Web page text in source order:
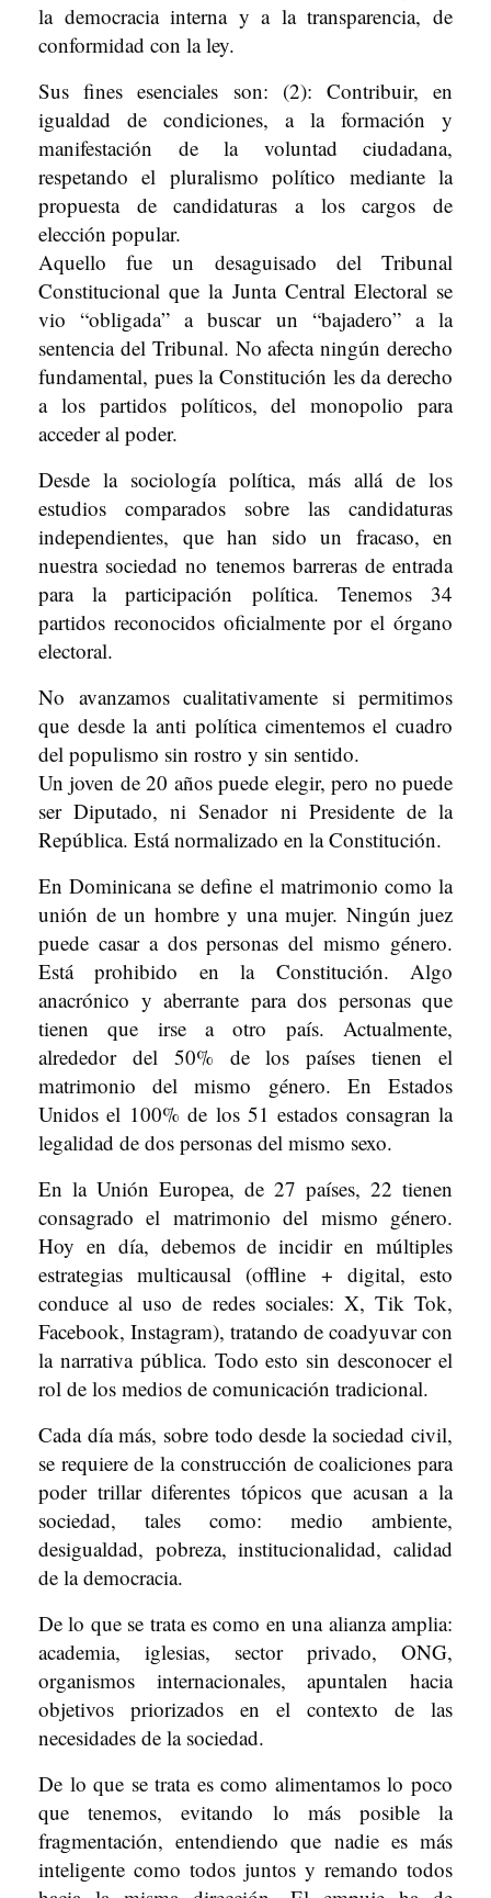
la democracia interna y a la transparencia, de
conformidad con la ley.
Sus fines esenciales son: (2): Contribuir, en
igualdad de condiciones, a la formación y
manifestación de la voluntad ciudadana,
respetando el pluralismo político mediante la
propuesta de candidaturas a los cargos de
elección popular.
Aquello fue un desaguisado del Tribunal
Constitucional que la Junta Central Electoral se
vio “obligada” a buscar un “bajadero” a la
sentencia del Tribunal. No afecta ningún derecho
fundamental, pues la Constitución les da derecho
a los partidos políticos, del monopolio para
acceder al poder.
Desde la sociología política, más allá de los
estudios comparados sobre las candidaturas
independientes, que han sido un fracaso, en
nuestra sociedad no tenemos barreras de entrada
para la participación política. Tenemos 34
partidos reconocidos oficialmente por el órgano
electoral.
No avanzamos cualitativamente si permitimos
que desde la anti política cimentemos el cuadro
del populismo sin rostro y sin sentido.
Un joven de 20 años puede elegir, pero no puede
ser Diputado, ni Senador ni Presidente de la
República. Está normalizado en la Constitución.
En Dominicana se define el matrimonio como la
unión de un hombre y una mujer. Ningún juez
puede casar a dos personas del mismo género.
Está prohibido en la Constitución. Algo
anacrónico y aberrante para dos personas que
tienen que irse a otro país. Actualmente,
alrededor del 50% de los países tienen el
matrimonio del mismo género. En Estados
Unidos el 100% de los 51 estados consagran la
legalidad de dos personas del mismo sexo.
En la Unión Europea, de 27 países, 22 tienen
consagrado el matrimonio del mismo género.
Hoy en día, debemos de incidir en múltiples
estrategias multicausal (offline + digital, esto
conduce al uso de redes sociales: X, Tik Tok,
Facebook, Instagram), tratando de coadyuvar con
la narrativa pública. Todo esto sin desconocer el
rol de los medios de comunicación tradicional.
Cada día más, sobre todo desde la sociedad civil,
se requiere de la construcción de coaliciones para
poder trillar diferentes tópicos que acusan a la
sociedad, tales como: medio ambiente,
desigualdad, pobreza, institucionalidad, calidad
de la democracia.
De lo que se trata es como en una alianza amplia:
academia, iglesias, sector privado, ONG,
organismos internacionales, apuntalen hacia
objetivos priorizados en el contexto de las
necesidades de la sociedad.
De lo que se trata es como alimentamos lo poco
que tenemos, evitando lo más posible la
fragmentación, entendiendo que nadie es más
inteligente como todos juntos y remando todos